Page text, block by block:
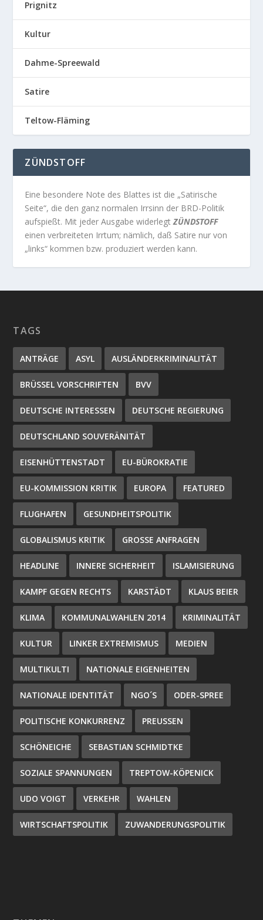
Prignitz
Kultur
Dahme-Spreewald
Satire
Teltow-Fläming
ZÜNDSTOFF
Eine besondere Note des Blattes ist die „Satirische
Seite“, die den ganz normalen Irrsinn der BRD-Politik
aufspießt. Mit jeder Ausgabe widerlegtZÜNDSTOFF
einen verbreiteten Irrtum; nämlich, daß Satire nur von
„links“ kommen bzw. produziert werden kann.
TAGS
ANTRÄGE ASYL AUSLÄNDERKRIMINALITÄT
BRÜSSEL VORSCHRIFTEN BVV
DEUTSCHE INTERESSEN DEUTSCHE REGIERUNG
DEUTSCHLAND SOUVERÄNITÄT
EISENHÜTTENSTADT EU-BÜROKRATIE
EU-KOMMISSION KRITIK EUROPA FEATURED
FLUGHAFEN GESUNDHEITSPOLITIK
GLOBALISMUS KRITIK GROSSE ANFRAGEN
HEADLINE INNERE SICHERHEIT ISLAMISIERUNG
KAMPF GEGEN RECHTS KARSTÄDT KLAUS BEIER
KLIMA KOMMUNALWAHLEN 2014 KRIMINALITÄT
KULTUR LINKER EXTREMISMUS MEDIEN
MULTIKULTI NATIONALE EIGENHEITEN
NATIONALE IDENTITÄT NGO´S ODER-SPREE
POLITISCHE KONKURRENZ PREUSSEN
SCHÖNEICHE SEBASTIAN SCHMIDTKE
SOZIALE SPANNUNGEN TREPTOW-KÖPENICK
UDO VOIGT VERKEHR WAHLEN
WIRTSCHAFTSPOLITIK ZUWANDERUNGSPOLITIK